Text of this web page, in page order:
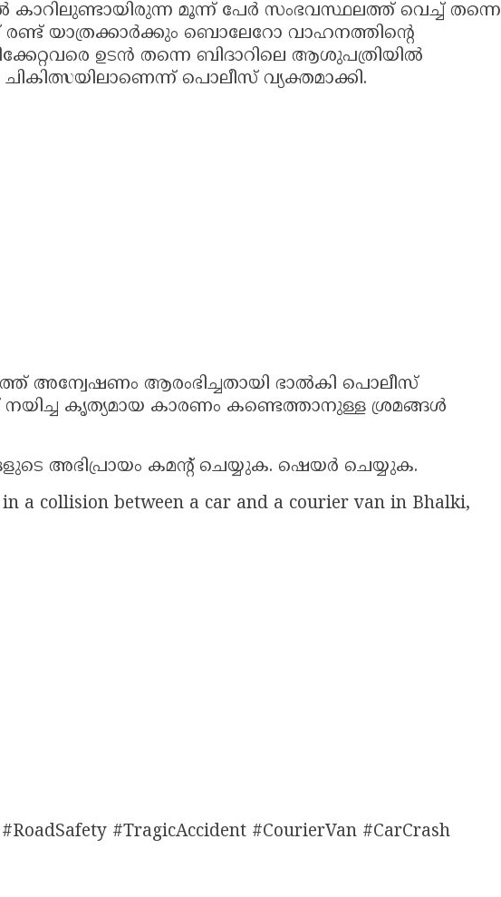
കാറിലുണ്ടായിരുന്ന മൂന്ന് പേർ സംഭവസ്ഥലത്ത് വെച്ച് തന്നെ
രണ്ട് യാത്രക്കാർക്കും ബൊലേറോ വാഹനത്തിൻ്റെ
ഉടൻ തന്നെ ബിദാറിലെ ആശുപത്രിയിൽ
ചികിത്സയിലാണെന്ന് പൊലീസ് വ്യക്തമാക്കി.
അന്വേഷണം ആരംഭിച്ചതായി ഭാൽകി പൊലീസ്
കൃത്യമായ കാരണം കണ്ടെത്താനുള്ള ശ്രമങ്ങൾ
അഭിപ്രായം കമൻ്റ് ചെയ്യുക. ഷെയർ ചെയ്യുക.
a collision between a car and a courier van in Bhalki,
#TragicAccident #CourierVan #CarCrash